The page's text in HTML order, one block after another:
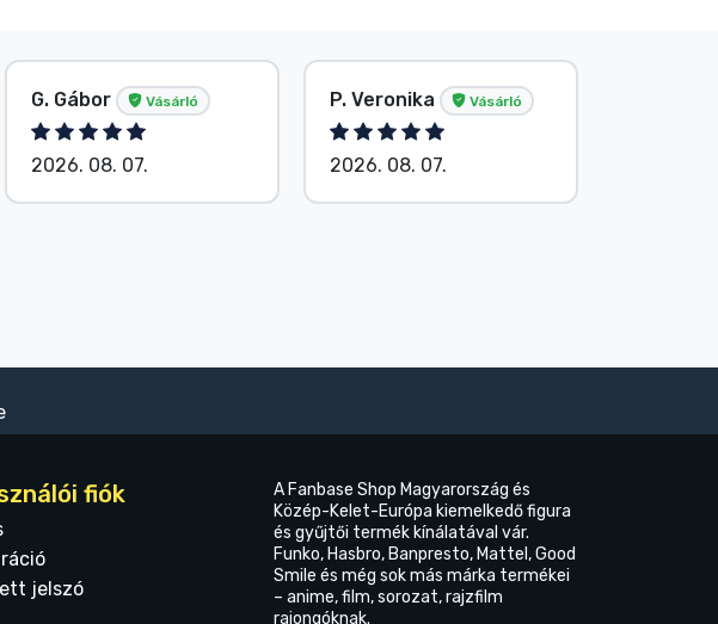
G. Gábor Vásárló
2026. 08. 07.
P. Veronika Vásárló
2026. 08. 07.
fiók
jelszó
A Fanbase Shop Magyarország és
Közép-Kelet-Európa kiemelkedő figura
és gyűjtői termék kínálatával vár.
Funko, Hasbro, Banpresto, Mattel, Good
Smile és még sok más márka termékei
– anime, film, sorozat, rajzfilm
rajongóknak.